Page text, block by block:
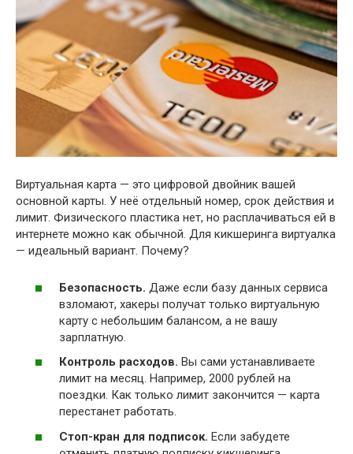
Виртуальная карта — это цифровой двойник вашей
основной карты. У неё отдельный номер, срок действия и
лимит. Физического пластика нет, но расплачиваться ей в
интернете можно как обычной. Для кикшеринга виртуалка
— идеальный вариант. Почему?
Безопасность. Даже если базу данных сервиса
взломают, хакеры получат только виртуальную
карту с небольшим балансом, а не вашу
зарплатную.
Контроль расходов. Вы сами устанавливаете
лимит на месяц. Например, 2000 рублей на
поездки. Как только лимит закончится — карта
перестанет работать.
Стоп-кран для подписок. Если забудете